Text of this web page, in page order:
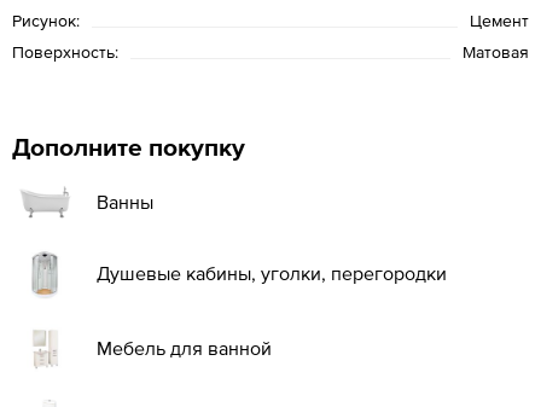
Рисунок:
Цемент
Поверхность:
Матовая
Дополните покупку
Ванны
Душевые кабины, уголки, перегородки
Мебель для ванной